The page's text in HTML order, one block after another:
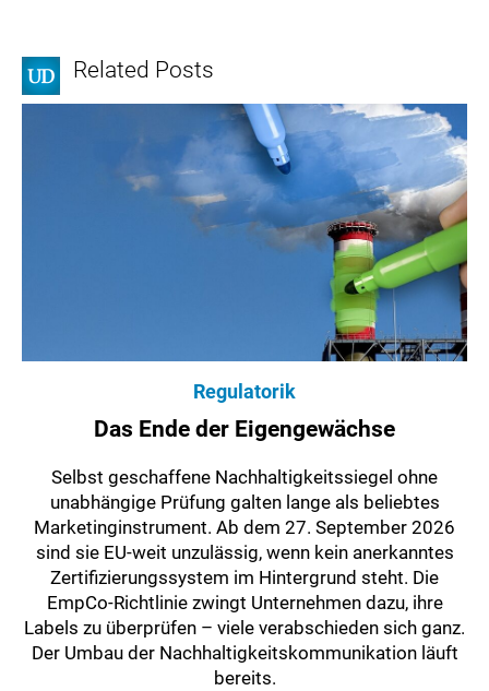
Related Posts
Regulatorik
Das Ende der Eigengewächse
Selbst geschaffene Nachhaltigkeitssiegel ohne
unabhängige Prüfung galten lange als beliebtes
Marketinginstrument. Ab dem 27. September 2026
sind sie EU-weit unzulässig, wenn kein anerkanntes
Zertifizierungssystem im Hintergrund steht. Die
EmpCo-Richtlinie zwingt Unternehmen dazu, ihre
Labels zu überprüfen – viele verabschieden sich ganz.
Der Umbau der Nachhaltigkeitskommunikation läuft
bereits.